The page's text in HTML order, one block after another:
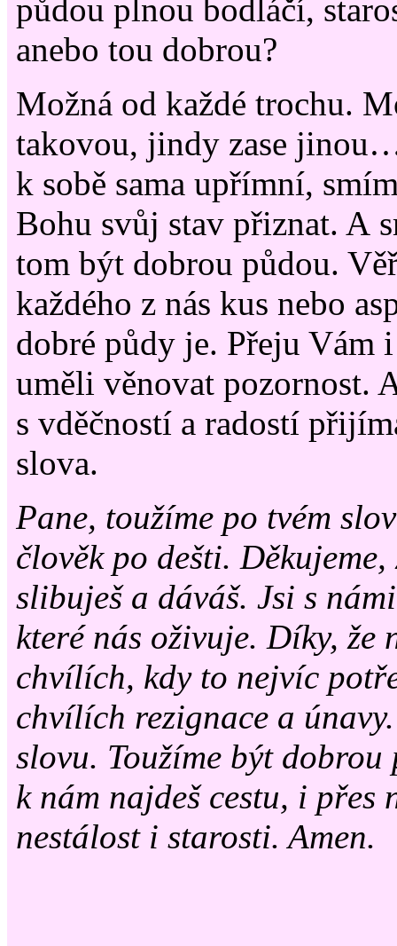
půdou plnou bodláčí,
anebo tou dobrou?
Možná od každé trochu.
takovou, jindy zase
k sobě sama upřímní,
Bohu svůj stav přiznat. A
tom být dobrou půdou.
každého z nás kus nebo
dobré půdy je. Přeju Vám
uměli věnovat pozornost.
s vděčností a radostí
slova.
Pane, toužíme po tvém
člověk po dešti.
slibuješ a dáváš. Jsi s
které nás oživuje. Díky, že
chvílích, kdy to nejvíc
chvílích rezignace a
slovu. Toužíme být dobrou
k nám najdeš cestu, i přes
nestálost i starosti. Amen.